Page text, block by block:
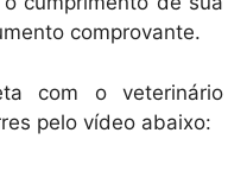
comprovante.
com o veterinário
pelo vídeo abaixo: